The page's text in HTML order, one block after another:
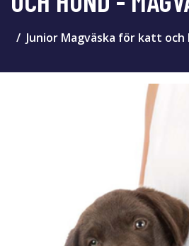
Junior Magväska för katt och